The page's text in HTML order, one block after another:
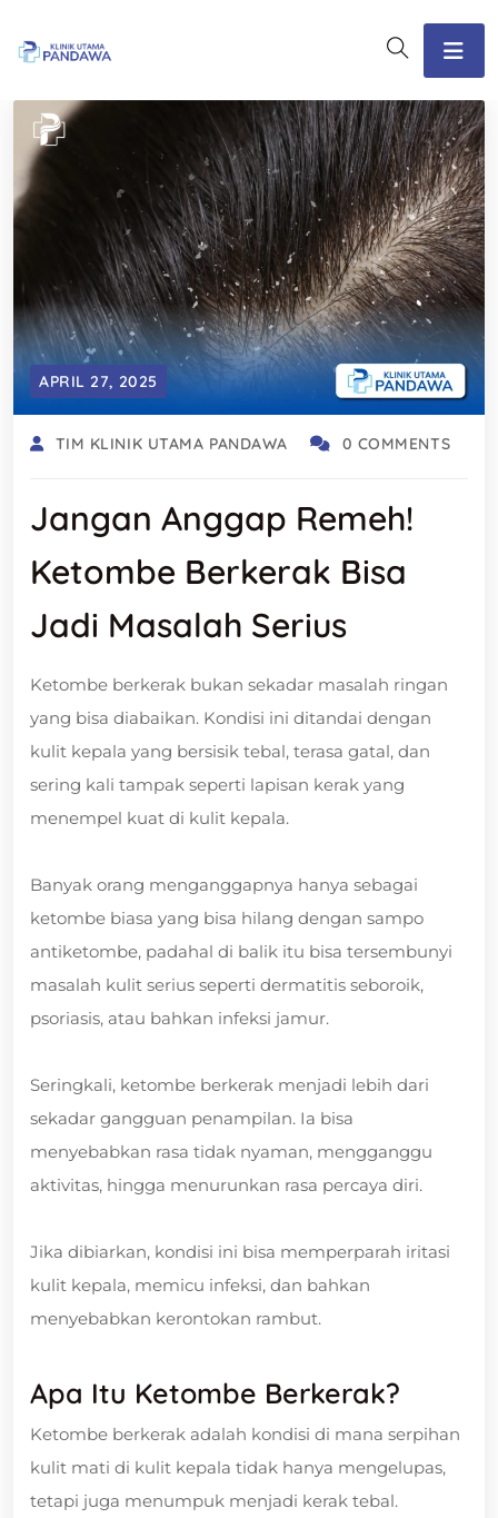
APRIL 27, 2025
TIM KLINIK UTAMA PANDAWA 0 COMMENTS
Jangan Anggap Remeh!
Ketombe Berkerak Bisa
Jadi Masalah Serius
Ketombe berkerak bukan sekadar masalah ringan
yang bisa diabaikan. Kondisi ini ditandai dengan
kulit kepala yang bersisik tebal, terasa gatal, dan
sering kali tampak seperti lapisan kerak yang
menempel kuat di kulit kepala.
Banyak orang menganggapnya hanya sebagai
ketombe biasa yang bisa hilang dengan sampo
antiketombe, padahal di balik itu bisa tersembunyi
masalah kulit serius seperti dermatitis seboroik,
psoriasis, atau bahkan infeksi jamur.
Seringkali, ketombe berkerak menjadi lebih dari
sekadar gangguan penampilan. Ia bisa
menyebabkan rasa tidak nyaman, mengganggu
aktivitas, hingga menurunkan rasa percaya diri.
Jika dibiarkan, kondisi ini bisa memperparah iritasi
kulit kepala, memicu infeksi, dan bahkan
menyebabkan kerontokan rambut.
Apa Itu Ketombe Berkerak?
Ketombe berkerak adalah kondisi di mana serpihan
kulit mati di kulit kepala tidak hanya mengelupas,
tetapi juga menumpuk menjadi kerak tebal.